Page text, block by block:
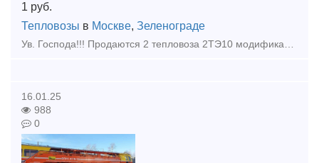
1 руб.
Тепловозы в Москве, Зеленограде
Ув. Господа!!! Продаются 2 тепловоза 2ТЭ10 модификации М и У. А также тепловоз 2ТЭ116. Говорю заранее - справок не даем!! Фото не высылаем!! Если у Вас есть необходимость в приобретении данной техни
16.01.25
988
0